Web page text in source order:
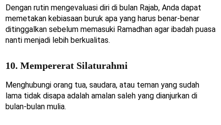
Dengan rutin mengevaluasi diri di bulan Rajab, Anda dapat
memetakan kebiasaan buruk apa yang harus benar-benar
ditinggalkan sebelum memasuki Ramadhan agar ibadah puasa
nanti menjadi lebih berkualitas.
10. Mempererat Silaturahmi
Menghubungi orang tua, saudara, atau teman yang sudah
lama tidak disapa adalah amalan saleh yang dianjurkan di
bulan-bulan mulia.